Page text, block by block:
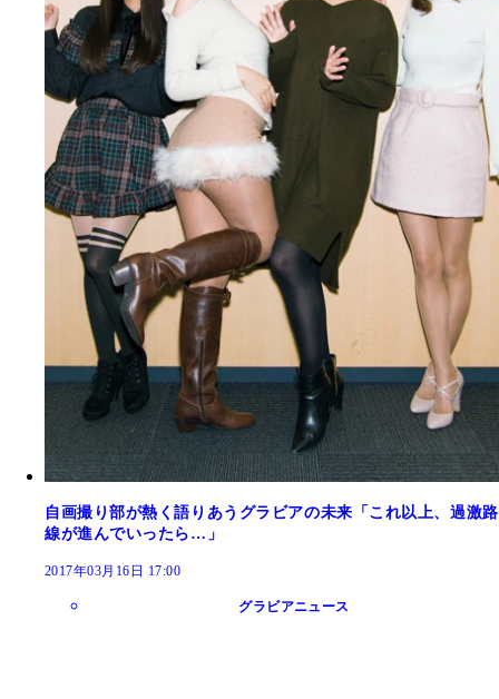
自画撮り部が熱く語りあうグラビアの未来「これ以上、過激路
線が進んでいったら…」
2017年03月16日 17:00
グラビアニュース